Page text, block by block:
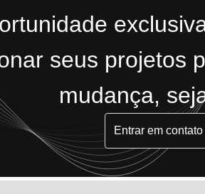
seus projetos
mudança,
Entrar em contato